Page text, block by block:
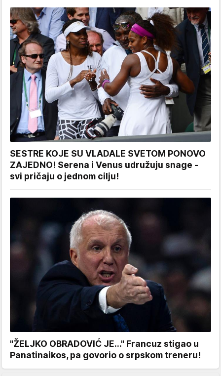
SESTRE KOJE SU VLADALE SVETOM PONOVO
ZAJEDNO! Serena i Venus udružuju snage -
svi pričaju o jednom cilju!
"ŽELJKO OBRADOVIĆ JE..." Francuz stigao u
Panatinaikos, pa govorio o srpskom treneru!